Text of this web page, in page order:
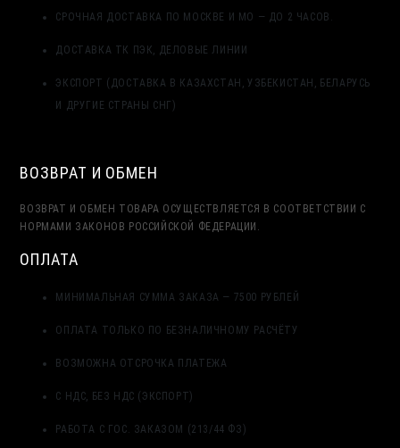
СРОЧНАЯ ДОСТАВКА ПО МОСКВЕ И МО — ДО 2 ЧАСОВ.
ДОСТАВКА ТК ПЭК, ДЕЛОВЫЕ ЛИНИИ
ЭКСПОРТ (ДОСТАВКА В КАЗАХСТАН, УЗБЕКИСТАН, БЕЛАРУСЬ
И ДРУГИЕ СТРАНЫ СНГ)
ВОЗВРАТ И ОБМЕН
ВОЗВРАТ И ОБМЕН ТОВАРА ОСУЩЕСТВЛЯЕТСЯ В СООТВЕТСТВИИ С
НОРМАМИ ЗАКОНОВ РОССИЙСКОЙ ФЕДЕРАЦИИ.
ОПЛАТА
МИНИМАЛЬНАЯ СУММА ЗАКАЗА — 7500 РУБЛЕЙ
ОПЛАТА ТОЛЬКО ПО БЕЗНАЛИЧНОМУ РАСЧЁТУ
ВОЗМОЖНА ОТСРОЧКА ПЛАТЕЖА
С НДС, БЕЗ НДС (ЭКСПОРТ)
РАБОТА С ГОС. ЗАКАЗОМ (213/44 ФЗ)